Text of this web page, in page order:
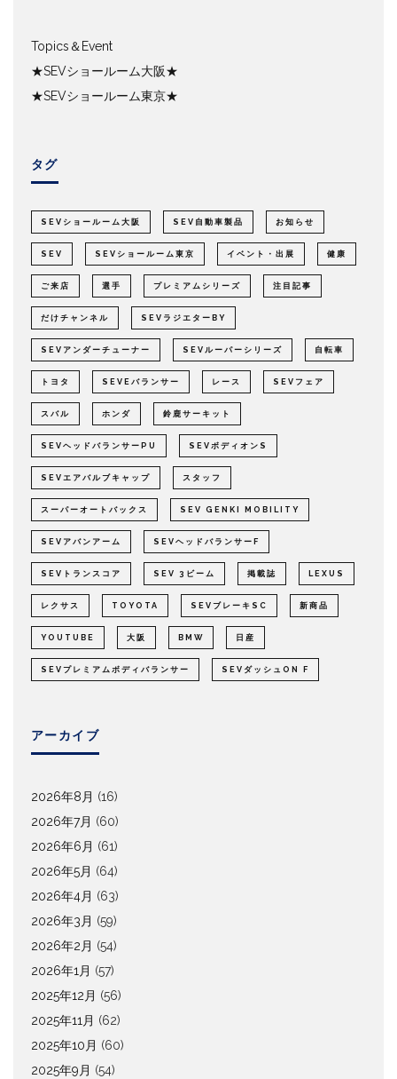
Topics＆Event
★SEVショールーム大阪★
★SEVショールーム東京★
タグ
SEVショールーム大阪 SEV自動車製品 お知らせ
SEV SEVショールーム東京 イベント・出展 健康
ご来店 選手 プレミアムシリーズ 注目記事
だけチャンネル SEVラジエターBY
SEVアンダーチューナー SEVルーパーシリーズ 自転車
トヨタ SEVEバランサー レース SEVフェア
スバル ホンダ 鈴鹿サーキット
SEVヘッドバランサーPU SEVボディオンS
SEVエアバルブキャップ スタッフ
スーパーオートバックス SEV GENKI MOBILITY
SEVアバンアーム SEVヘッドバランサーF
SEVトランスコア SEV 3ビーム 掲載誌 LEXUS
レクサス TOYOTA SEVブレーキSC 新商品
YOUTUBE 大阪 BMW 日産
SEVプレミアムボディバランサー SEVダッシュON F
アーカイブ
2026年8月 (16)
2026年7月 (60)
2026年6月 (61)
2026年5月 (64)
2026年4月 (63)
2026年3月 (59)
2026年2月 (54)
2026年1月 (57)
2025年12月 (56)
2025年11月 (62)
2025年10月 (60)
2025年9月 (54)